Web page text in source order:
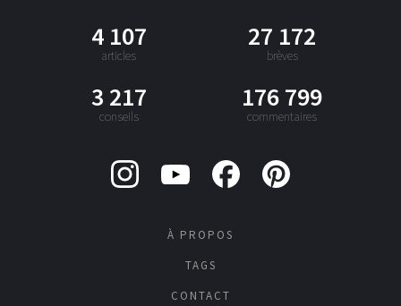
4 107
articles
27 172
brèves
3 217
conseils
176 799
commentaires
À PROPOS
TAGS
CONTACT